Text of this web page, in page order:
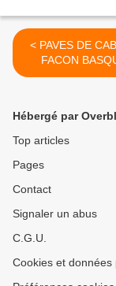
< PAVES DE CABILLAUD
FACON
Hébergé par
Top articles
Pages
Contact
Signaler un abus
C.G.U.
Cookies et données